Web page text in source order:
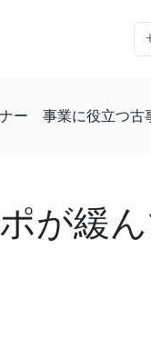
ー 事業に役立つ古
が緩